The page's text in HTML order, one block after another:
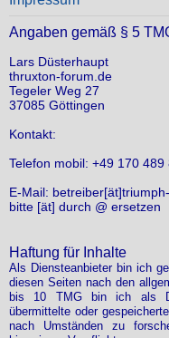
Angaben gemäß § 5
Lars Düsterhaupt
thruxton-forum.de
Tegeler Weg 27
37085 Göttingen
Kontakt:
Telefon mobil: +49 170 489
E-Mail:
bitte [ät] durch @ ersetzen
Haftung für Inhalte
Als Diensteanbieter bin ich
diesen Seiten nach den
bis 10 TMG bin ich als
übermittelte oder
nach Umständen zu